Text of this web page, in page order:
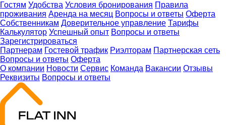
Гостям Удобства Условия бронирования Правила
проживания Аренда на месяц Вопросы и ответы Оферта
Собственникам Доверительное управление Тарифы
Калькулятор Успешный опыт Вопросы и ответы
Зарегистрироваться
Партнерам Гостевой трафик Риэлторам Партнерская сеть
Вопросы и ответы Оферта
О компании Новости Сервис Команда Вакансии Отзывы
Реквизиты Вопросы и ответы